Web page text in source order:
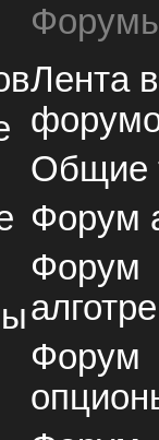
Лента
Общие
Форум
Форум
Форум